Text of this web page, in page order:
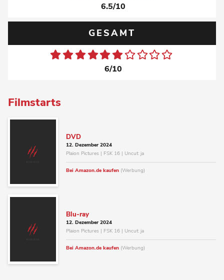
6.5/10
GESAMT
6/10
Filmstarts
DVD
12. Dezember 2024
Plaion Pictures | FSK 16 | Uncut: ja
Bei Amazon.de kaufen (Werbung)
Blu-ray
12. Dezember 2024
Plaion Pictures | FSK 16 | Uncut: ja
Bei Amazon.de kaufen (Werbung)